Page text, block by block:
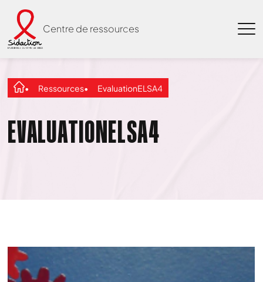
Centre de ressources
Ressources EvaluationELSA4
EVALUATIONELSA4